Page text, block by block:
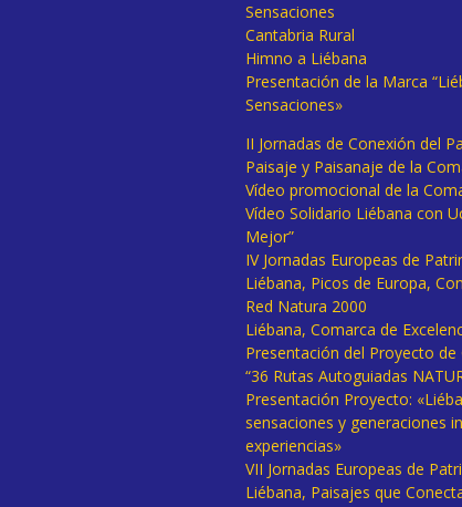
Sensaciones
Cantabria Rural
Himno a Liébana
Presentación de la Marca
Sensaciones»
II Jornadas de Conexión del
Paisaje y Paisanaje de la
Vídeo promocional de la
Vídeo Solidario Liébana con
Mejor”
IV Jornadas Europeas de
Liébana, Picos de Europa,
Red Natura 2000
Liébana, Comarca de
Presentación del Proyecto de
“36 Rutas Autoguiadas
Presentación Proyecto:
sensaciones y generaciones
experiencias»
VII Jornadas Europeas de
Liébana, Paisajes que